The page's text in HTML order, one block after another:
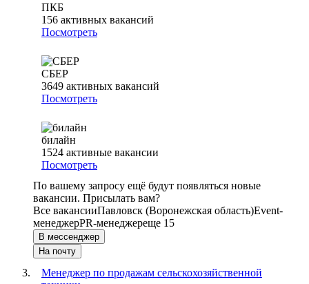
ПКБ
156 активных вакансий
Посмотреть
СБЕР
3649 активных вакансий
Посмотреть
билайн
1524 активные вакансии
Посмотреть
По вашему запросу ещё будут появляться новые
вакансии. Присылать вам?
Все вакансииПавловск (Воронежская область)Event-
менеджерPR-менеджереще 15
В мессенджер
На почту
Менеджер по продажам сельскохозяйственной